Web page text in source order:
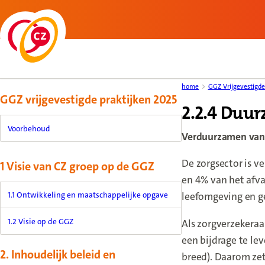
Back to homepage
home GGZ
2.2.4
Verduurzamen
De zorgsector is
en 4% van het
leefomgeving en
Als
een bijdrage te
breed). Daarom
Content menu, selecting an article item reloads the page.
GGZ vrijgevestigde praktijken 2025
Voorbehoud
1 Visie van CZ groep op de GGZ
1.1 Ontwikkeling en maatschappelijke opgave
1.2 Visie op de GGZ
2. Inhoudelijk beleid en